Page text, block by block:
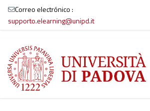
Salta al contenido principal
Correo electrónico :
supporto.elearning@unipd.it